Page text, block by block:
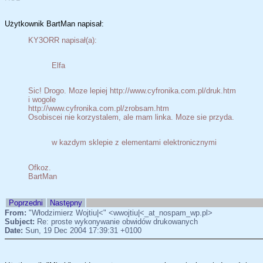
Użytkownik BartMan napisał:
KY3ORR napisał(a):
Elfa
Sic! Drogo. Moze lepiej http://www.cyfronika.com.pl/druk.htm
i wogole
http://www.cyfronika.com.pl/zrobsam.htm
Osobiscei nie korzystalem, ale mam linka. Moze sie przyda.
w kazdym sklepie z elementami elektronicznymi
Ofkoz.
BartMan
Poprzedni Następny
From: "Włodzimierz Wojtiu|<" <wwojtiu|<_at_nospam_wp.pl>
Subject: Re: proste wykonywanie obwidów drukowanych
Date: Sun, 19 Dec 2004 17:39:31 +0100